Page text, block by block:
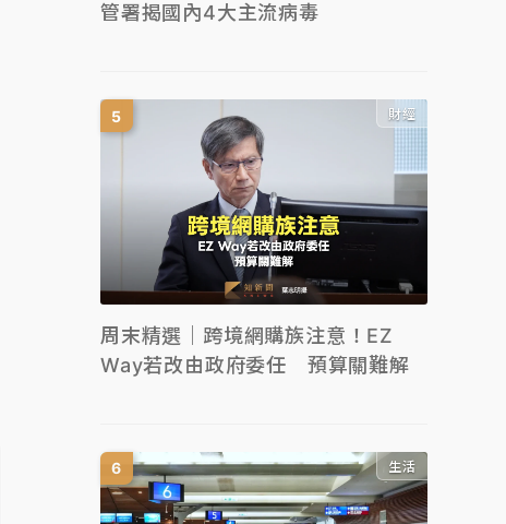
管署揭國內4大主流病毒
財經
周末精選｜跨境網購族注意！EZ
Way若改由政府委任 預算關難解
生活